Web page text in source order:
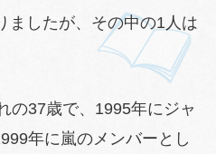
ましたが、その中の1人は
の37歳で、1995年にジャ
年に嵐のメンバーとし